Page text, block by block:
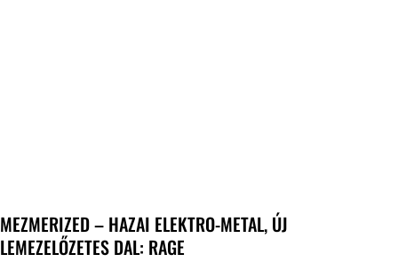
MEZMERIZED – HAZAI ELEKTRO-METAL, ÚJ
LEMEZELŐZETES DAL: RAGE